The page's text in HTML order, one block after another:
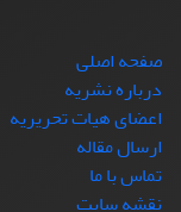
صفحه اصلی
درباره نشریه
اعضای هیات تحریریه
ارسال مقاله
تماس با ما
نقشه سایت